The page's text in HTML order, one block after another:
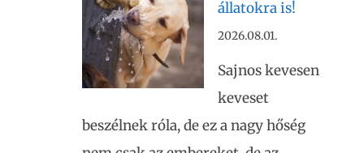
állatokra is!
2026.08.01.
Sajnos kevesen
keveset
beszélnek róla, de ez a nagy hőség